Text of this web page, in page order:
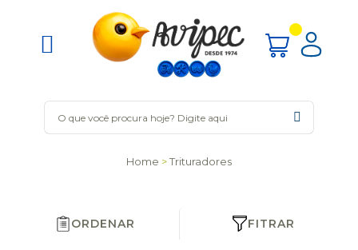
Home Trituradores
ORDENAR FITRAR